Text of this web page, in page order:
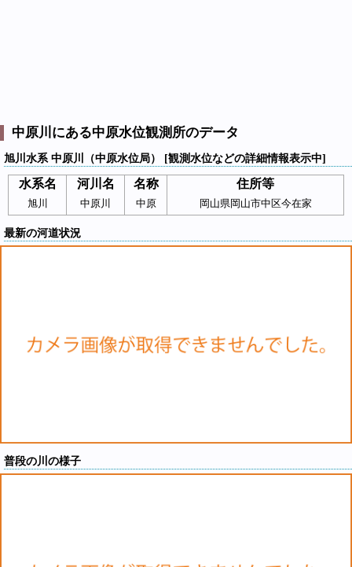
中原川にある中原水位観測所のデータ
旭川水系 中原川（中原水位局） [観測水位などの詳細情報表示中]
水系名 河川名 名称 住所等
旭川 中原川 中原 岡山県岡山市中区今在家
最新の河道状況
普段の川の様子